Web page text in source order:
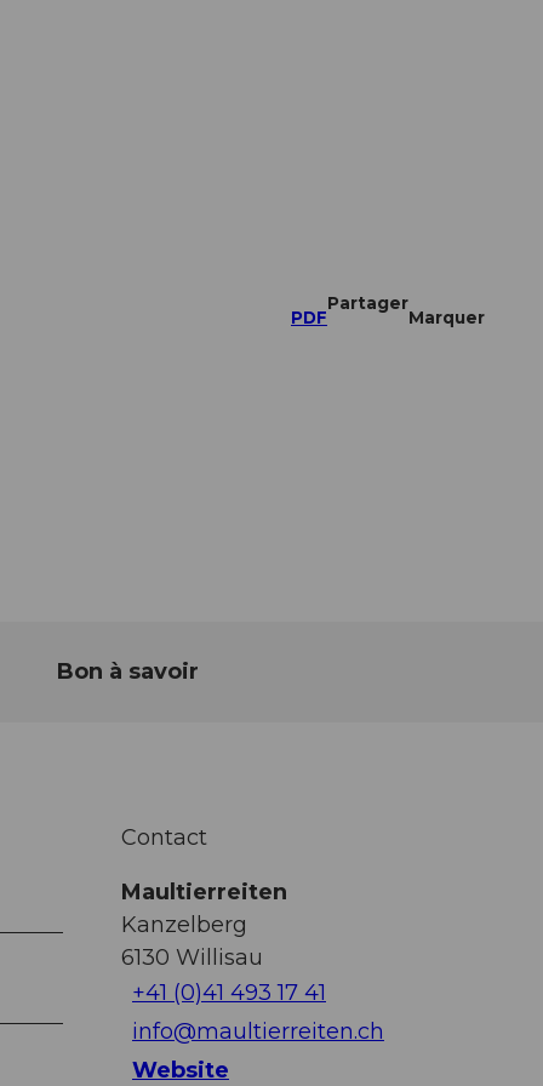
PDF
Partager
Marquer
Bon à savoir
Contact
Maultierreiten
Kanzelberg
6130 Willisau
+41 (0)41 493 17 41
info@maultierreiten.ch
Website